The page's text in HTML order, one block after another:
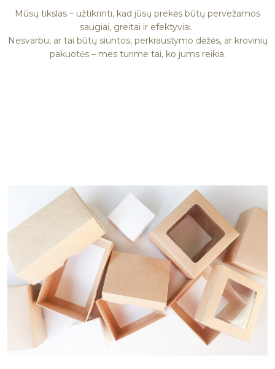
Mūsų tikslas – užtikrinti, kad jūsų prekės būtų pervežamos
saugiai, greitai ir efektyviai.
Nesvarbu, ar tai būtų siuntos, perkraustymo dėžės, ar krovinių
pakuotės – mes turime tai, ko jums reikia.